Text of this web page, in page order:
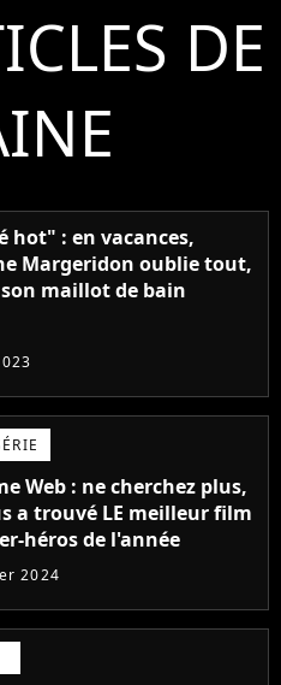
DE
hot" : en vacances,
Margeridon oublie tout,
maillot de bain
Web : ne cherchez plus,
a trouvé LE meilleur film
héros de l'année
2024